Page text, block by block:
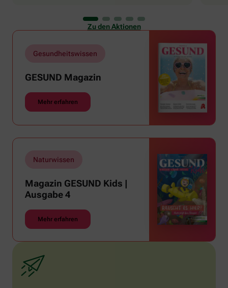
Zu den Aktionen
Gesundheitswissen
GESUND Magazin
Mehr erfahren
Naturwissen
Magazin GESUND Kids |
Ausgabe 4
Mehr erfahren